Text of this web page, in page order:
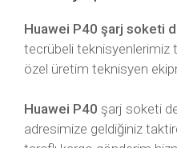
Huawei P40 şarj soketi
tecrübeli teknisyenlerimiz
özel üretim teknisyen
Huawei P40 şarj soketi
adresimize geldiğiniz